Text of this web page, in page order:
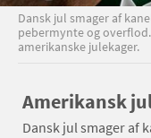
Dansk jul smager af
pebermynte og
amerikanske julekager.
Amerikansk
Dansk jul smager af